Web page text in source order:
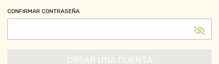
CONFIRMAR CONTRASEÑA